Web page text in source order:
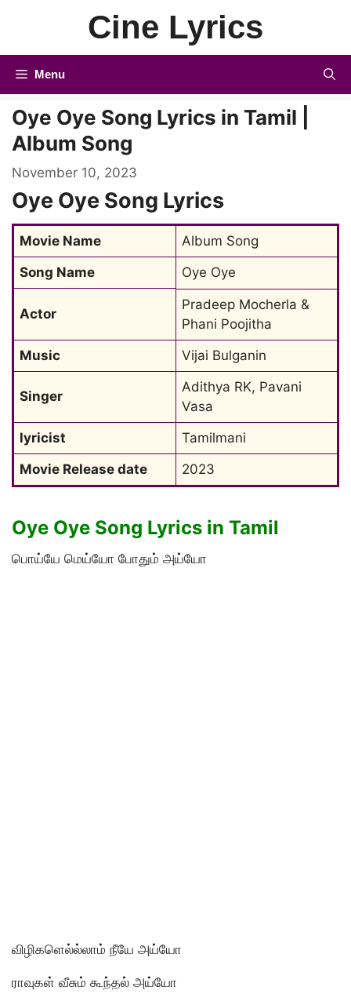
Cine Lyrics
Menu
Oye Oye Song Lyrics in Tamil |
Album Song
November 10, 2023
Oye Oye Song Lyrics
Movie Name
Album Song
Song Name
Oye Oye
Actor
Pradeep Mocherla &
Phani Poojitha
Music
Vijai Bulganin
Singer
Adithya RK, Pavani
Vasa
lyricist
Tamilmani
Movie Release date
2023
Oye Oye Song Lyrics in Tamil
பொய்யே மெய்யோ போதும் அய்யோ
விழிகளெல்ல்லாம் நீயே அய்யோ
ராவுகள் வீசும் கூந்தல் அய்யோ